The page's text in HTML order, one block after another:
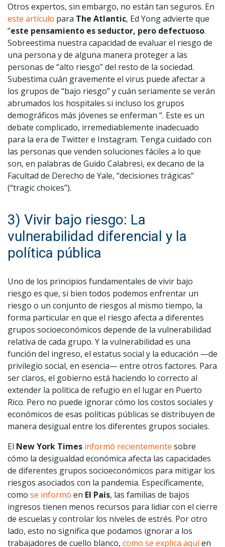
Otros expertos, sin embargo, no están tan seguros. En
este artículo para The Atlantic, Ed Yong advierte que
“este pensamiento es seductor, pero defectuoso.
Sobreestima nuestra capacidad de evaluar el riesgo de
una persona y de alguna manera proteger a las
personas de “alto riesgo” del resto de la sociedad.
Subestima cuán gravemente el virus puede afectar a
los grupos de “bajo riesgo” y cuán seriamente se verán
abrumados los hospitales si incluso los grupos
demográficos más jóvenes se enferman “. Este es un
debate complicado, irremediablemente inadecuado
para la era de Twitter e Instagram. Tenga cuidado con
las personas que venden soluciones fáciles a lo que
son, en palabras de Guido Calabresi, ex decano de la
Facultad de Derecho de Yale, “decisiones trágicas”
(“tragic choices”).
3) Vivir bajo riesgo: La
vulnerabilidad diferencial y la
política pública
Uno de los principios fundamentales de vivir bajo
riesgo es que, si bien todos podemos enfrentar un
riesgo o un conjunto de riesgos al mismo tiempo, la
forma particular en que el riesgo afecta a diferentes
grupos socioeconómicos depende de la vulnerabilidad
relativa de cada grupo. Y la vulnerabilidad es una
función del ingreso, el estatus social y la educación —de
privilegio social, en esencia— entre otros factores. Para
ser claros, el gobierno está haciendo lo correcto al
extender la política de refugio en el lugar en Puerto
Rico. Pero no puede ignorar cómo los costos sociales y
económicos de esas políticas públicas se distribuyen de
manera desigual entre los diferentes grupos sociales.
El New York Times informó recientemente sobre
cómo la desigualdad económica afecta las capacidades
de diferentes grupos socioeconómicos para mitigar los
riesgos asociados con la pandemia. Específicamente,
como se informó en El País, las familias de bajos
ingresos tienen menos recursos para lidiar con el cierre
de escuelas y controlar los niveles de estrés. Por otro
lado, esto no significa que podamos ignorar a los
trabajadores de cuello blanco, como se explica aquíen